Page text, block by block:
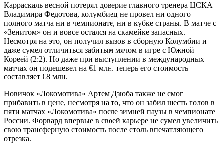
Карраскаль весной потерял доверие главного тренера ЦСКА
Владимира Федотова, колумбиец не провел ни одного
полного матча ни в чемпионате, ни в кубке страны. В матче с
«Зенитом» он и вовсе остался на скамейке запасных.
Несмотря на это, он получил вызов в сборную Колумбии и
даже сумел отличиться забитым мячом в игре с Южной
Кореей (2:2). Но даже при выступлении в международных
матчах он подешевел на €1 млн, теперь его стоимость
составляет €8 млн.
Новичок «Локомотива» Артем Дзюба также не смог
прибавить в цене, несмотря на то, что он забил шесть голов в
пяти матчах «Локомотива» после зимней паузы в чемпионате
России. Форвард впервые в своей карьере не сумел увеличить
свою трансферную стоимость после столь впечатляющего
отрезка.